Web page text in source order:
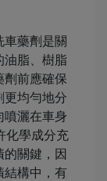
車藥劑是關
油脂、樹脂
劑前應確保
更均勻地分
噴灑在車身
化學成分充
關鍵，因
結構中，有